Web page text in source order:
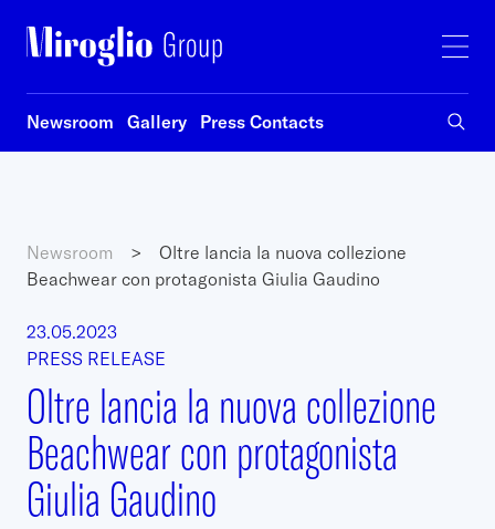
Newsroom Gallery Press Contacts
Newsroom >
Oltre lancia la nuova collezione
Beachwear con protagonista Giulia Gaudino
23.05.2023
PRESS RELEASE
Oltre lancia la nuova collezione
Beachwear con protagonista
Giulia Gaudino